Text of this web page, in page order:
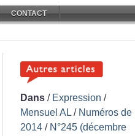
CONTACT
Dans / Expression /
Mensuel AL / Numéros de
2014 / N°245 (décembre